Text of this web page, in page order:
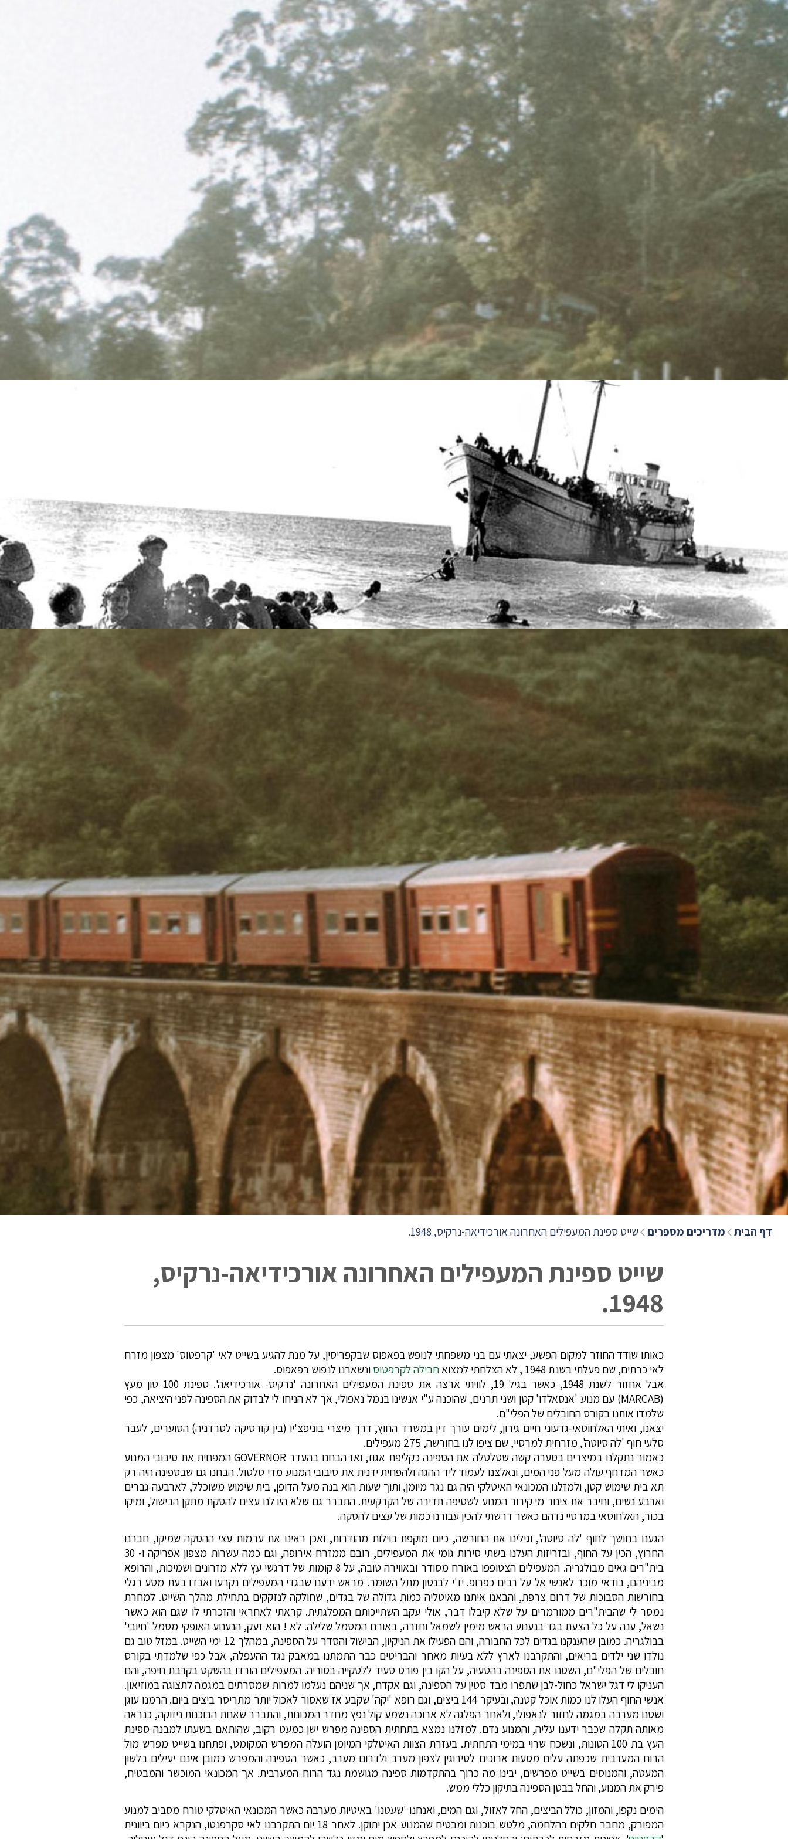
דף הבית מדריכים מספרים שייט ספינת המעפילים האחרונה אורכידיאה-נרקיס, 1948.
שייט ספינת המעפילים האחרונה אורכידיאה-נרקיס,
1948.
כאותו שודד החוזר למקום הפשע, יצאתי עם בני משפחתי לנופש בפאפוס שבקפריסין, על מנת להגיע בשייט לאי 'קרפטוס' מצפון מזרח
לאי כרתים, שם פעלתי בשנת 1948 , לא הצלחתי למצוא
חבילה לקרפטוסונשארנו לנפוש בפאפוס.
אבל אחזור לשנת 1948, כאשר בגיל 19, לוויתי ארצה את ספינת המעפילים האחרונה 'נרקיס- אורכידיאה'. ספינת 100 טון מעץ
(MARCAB) עם מנוע 'אנסאלדו' קטן ושני תרנים, שהוכנה ע"י אנשינו בנמל נאפולי, אך לא הניחו לי לבדוק את הספינה לפני היציאה, כפי
שלמדו אותנו בקורס החובלים של הפלי"ם.
יצאנו, ואיתי האלחוטאי-גדעוני חיים גירון, לימים עורך דין במשרד החוץ, דרך מיצרי בוניפצ'יו (בין קורסיקה לסרדניה) הסוערים, לעבר
סלעי חוף 'לה סיוטה', מזרחית למרסיי, שם ציפו לנו בחורשה, 275 מעפילים.
כאמור נתקלנו במיצרים בסערה קשה שטלטלה את הספינה כקליפת אגוז, ואז הבחנו בהעדר GOVERNOR המפחית את סיבובי המנוע
כאשר המדחף עולה מעל פני המים, ונאלצנו לעמוד ליד ההגה ולהפחית ידנית את סיבובי המנוע מדי טלטול. הבחנו גם שבספינה היה רק
תא בית שימוש קטן, ולמזלנו המכונאי האיטלקי היה גם נגר מיומן, ותוך שעות הוא בנה מעל הדופן, בית שימוש משוכלל, לארבעה גברים
וארבע נשים, וחיבר את צינור מי קירור המנוע לשטיפה תדירה של הקרקעית. התברר גם שלא היו לנו עצים להסקת מתקן הבישול, ומיקו
בכור, האלחוטאי במרסיי נדהם כאשר דרשתי להכין עבורנו כמות של עצים להסקה.
הגענו בחושך לחוף 'לה סיוטה', וגילינו את החורשה, כיום מוקפת בוילות מהודרות, ואכן ראינו את ערמות עצי ההסקה שמיקו, חברנו
החרוץ, הכין על החוף, ובזריזות העלנו בשתי סירות גומי את המעפילים, רובם ממזרח אירופה, וגם כמה עשרות מצפון אפריקה ו- 30
בית"רים גאים מבולגריה. המעפילים הצטופפו באורח מסודר ובאווירה טובה, על 8 קומות של דרגשי עץ ללא מזרונים ושמיכות, והרופא
מביניהם, בודאי מוכר לאנשי אל על רבים כפרופ. יז'י לבנטון מתל השומר. מראש ידענו שבגדי המעפילים נקרעו ואבדו בעת מסע רגלי
בחורשות הסבוכות של דרום צרפת, והבאנו איתנו מאיטליה כמות גדולה של בגדים, שחולקה לנזקקים בתחילת מהלך השייט. למחרת
נמסר לי שהבית"רים ממורמרים על שלא קיבלו דבר, אולי עקב השתייכותם המפלגתית. קראתי לאחראי והזכרתי לו שגם הוא כאשר
נשאל, ענה על כל הצעת בגד בנענוע הראש מימין לשמאל וחזרה, באורח המסמל שלילה. לא ! הוא זעק, הנענוע האופקי מסמל 'חיובי'
בבולגריה. כמובן שהענקנו בגדים לכל החבורה, והם הפעילו את הניקיון, הבישול והסדר על הספינה, במהלך 12 ימי השייט. במזל טוב גם
נולדו שני ילדים בריאים, והתקרבנו לארץ ללא בעיות מאחר והבריטים כבר התמתנו במאבק נגד ההעפלה, אבל כפי שלמדתי בקורס
חובלים של הפלי"ם, השטנו את הספינה בהטעיה, על הקו בין פורט סעיד ללטקייה בסוריה. המעפילים הורדו בהשקט בקרבת חיפה, והם
העניקו לי דגל ישראל כחול-לבן שתפרו מבד סטין על הספינה, וגם אקדח, אך שניהם נעלמו למרות שמסרתים במגמה לתצוגה במוזיאון.
אנשי החוף העלו לנו כמות אוכל קטנה, ובעיקר 144 ביצים, וגם רופא 'יקה' שקבע אז שאסור לאכול יותר מתריסר ביצים ביום. הרמנו עוגן
ושטנו מערבה במגמה לחזור לנאפולי, ולאחר הפלגה לא ארוכה נשמע קול נפץ מחדר המכונות, והתברר שאחת הבוכנות ניזוקה, כנראה
מאותה תקלה שכבר ידענו עליה, והמנוע נדם. למזלנו נמצא בתחתית הספינה מפרש ישן כמעט רקוב, שהותאם בשעתו למבנה ספינת
העץ בת 100 הטונות, ונשכח שרוי במימי התחתית. בעזרת הצוות האיטלקי המיומן הועלה המפרש המקומט, ופתחנו בשייט מפרש מול
הרוח המערבית שכפתה עלינו מסעות ארוכים לסירוגין לצפון מערב ולדרום מערב, כאשר הספינה והמפרש כמובן אינם יעילים בלשון
המעטה, והמנוסים בשייט מפרשים, יבינו מה כרוך בהתקדמות ספינה מגושמת נגד הרוח המערבית. אך המכונאי המוכשר והמבטיח,
פירק את המנוע, והחל בבטן הספינה בתיקון כללי ממש.
הימים נקפו, והמזון, כולל הביצים, החל לאזול, וגם המים, ואנחנו 'שעטנו' באיטיות מערבה כאשר המכונאי האיטלקי טורח מסביב למנוע
המפורק, מחבר חלקים בהלחמה, מלטש בוכנות ומבטיח שהמנוע אכן יתוקן. לאחר 18 יום התקרבנו לאי סקרפנטו, הנקרא כיום ביוונית